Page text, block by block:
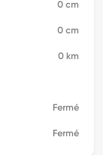
0 cm
0 cm
0 km
Fermé
Fermé